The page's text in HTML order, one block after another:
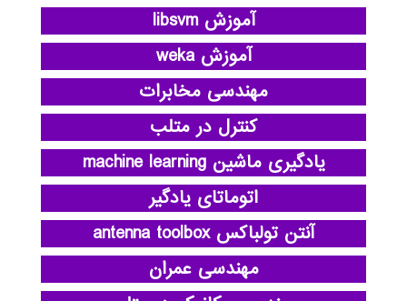
آموزش libsvm
آموزش weka
مهندسی مخابرات
کنترل در متلب
یادگیری ماشین machine learning
اتوماتای یادگیر
آنتن تولباکس antenna toolbox
مهندسی عمران